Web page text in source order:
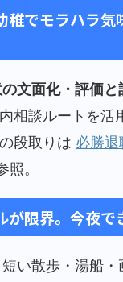
稚でモラハラ気
文面化・評価と
相談ルートを活
段取りは 必勝退
照。
が限界。今夜で
い散歩・湯船・